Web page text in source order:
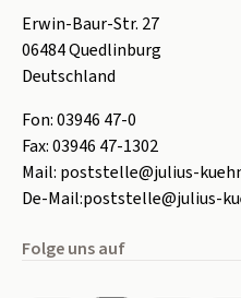
Erwin-Baur-Str. 27
06484Quedlinburg
Deutschland
Fon:03946 47-0
Fax:03946 47-1302
Mail: poststelle@julius-
De-Mail:poststelle@julius-
Folge uns auf